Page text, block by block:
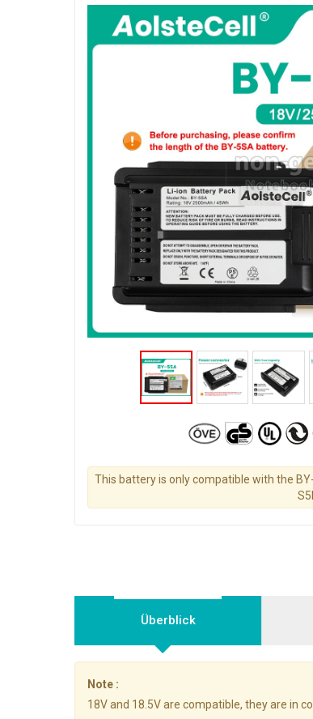
This battery is only compatible with the
Überblick
Note :
18V and 18.5V are compatible, they are in